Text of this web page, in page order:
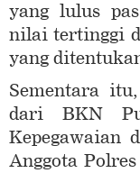
yang lulus
nilai tertinggi
yang
Sementara
dari BKN
Kepegawaian
Anggota